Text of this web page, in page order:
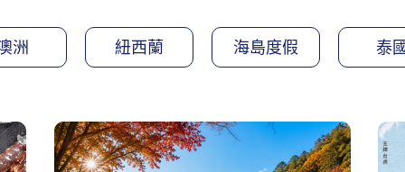
洲 紐西蘭 海島度假 泰